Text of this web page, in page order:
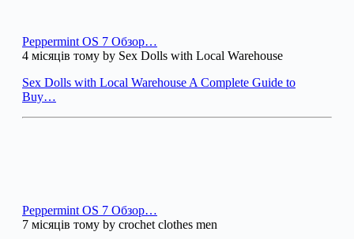
Peppermint OS 7 Обзор…
4 місяців тому by Sex Dolls with Local Warehouse
Sex Dolls with Local Warehouse A Complete Guide to
Buy…
Peppermint OS 7 Обзор…
7 місяців тому by crochet clothes men